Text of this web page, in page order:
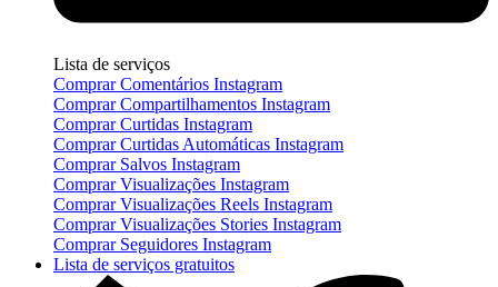
Lista de serviços
Comprar Comentários Instagram
Comprar Compartilhamentos Instagram
Comprar Curtidas Instagram
Comprar Curtidas Automáticas Instagram
Comprar Salvos Instagram
Comprar Visualizações Instagram
Comprar Visualizações Reels Instagram
Comprar Visualizações Stories Instagram
Comprar Seguidores Instagram
Lista de serviços gratuitos